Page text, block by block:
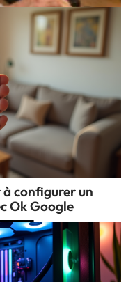
à configurer un
Ok Google